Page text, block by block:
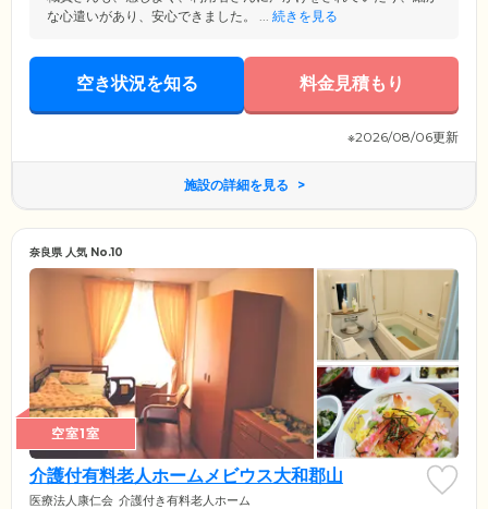
な心遣いがあり、安心できました。 ... 続きを見る
空き状況を知る 料金見積もり
※2026/08/06更新
施設の詳細を見る
奈良県 人気 No.10
空室1室
介護付有料老人ホームメビウス大和郡山
医療法人康仁会 介護付き有料老人ホーム